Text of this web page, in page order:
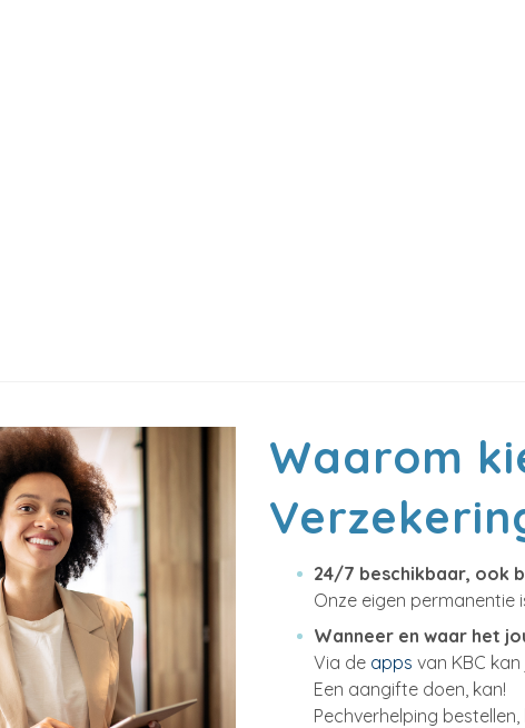
Waarom
24/7 beschikbaar, ook
Onze eigen permanentie
Wanneer en waar het
Via de apps van KBC
Een aangifte doen, kan!
Pechverhelping bestellen,